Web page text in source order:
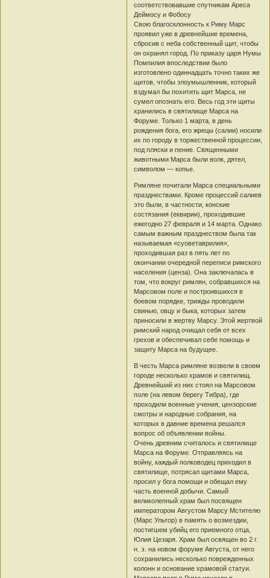
соответствовавшие спутникам Ареса
Деймосу и Фобосу
Свою благосклонность к Риму Марс
проявил уже в древнейшие времена,
сбросив с неба собственный щит, чтобы
он охранял город. По приказу царя Нумы
Помпилия впоследствии было
изготовлено одиннадцать точно таких же
щитов, чтобы злоумышленник, который
вздумал бы похитить щит Марса, не
сумел опознать его. Весь год эти щиты
хранились в святилище Марса на
Форуме. Только 1 марта, в день
рождения бога, его жрецы (салии) носили
их по городу в торжественной процессии,
под пляски и пение. Священными
животными Марса были волк, дятел,
символом — копье.
Римляне почитали Марса специальными
празднествами. Кроме процессий салиев
это были, в частности, конские
состязания (еквирии), проходившие
ежегодно 27 февраля и 14 марта. Однако
самым важным празднеством была так
называемая «суоветаврилия»,
проходившая раз в пять лет по
окончании очередной переписи римского
населения (ценза). Она заключалась в
том, что вокруг римлян, собравшихся на
Марсовом поле и построившихся в
боевом порядке, трижды проводили
свинью, овцу и быка, которых затем
приносили в жертву Марсу. Этой жертвой
римский народ очищал себя от всех
грехов и обеспечивал себе помощь и
защиту Марса на будущее.
В честь Марса римляне возвели в своем
городе несколько храмов и святилищ.
Древнейший из них стоял на Марсовом
поле (на левом берегу Тибра), где
проходили военные учения, цензорские
смотры и народные собрания, на
которых в давние времена решался
вопрос об объявлении войны.
Очень древним считалось и святилище
Марса на Форуме. Отправляясь на
войну, каждый полководец приходил в
святилище, потрясал щитами Марса,
просил у бога помощи и обещал ему
часть военной добычи. Самый
великолепный храм был посвящен
императором Августом Марсу Мстителю
(Марс Ультор) в память о возмездии,
постигшем убийц его приемного отца,
Юлия Цезаря. Храм был освящен во 2 г.
н. э. на новом форуме Августа, от него
сохранились несколько поврежденных
колонн и основание храмовой статуи.